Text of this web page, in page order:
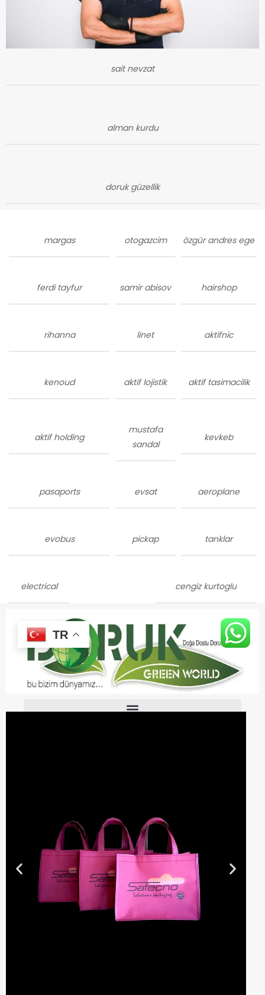
sait nevzat
alman kurdu
doruk güzellik
margas otogazcim özgür andres ege
ferdi tayfur samir abisov hairshop
rihanna linet aktifnic
kenoud aktif lojistik aktif tasimacilik
aktif holding
mustafa
sandal
kevkeb
pasaports evsat aeroplane
evobus pickap tanklar
electrical cengiz kurtoglu